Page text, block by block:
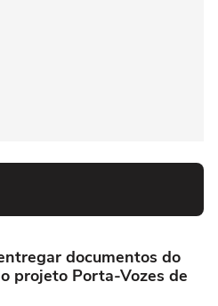
documentos do
projeto Porta-Vozes de